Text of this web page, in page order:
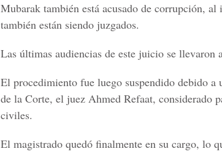
Mubarak también está acusado de corrupción,
también están siendo juzgados.
Las últimas audiencias de este juicio se llevaron
El procedimiento fue luego suspendido debido a
de la Corte, el juez Ahmed Refaat, considerado
civiles.
El magistrado quedó finalmente en su cargo, lo